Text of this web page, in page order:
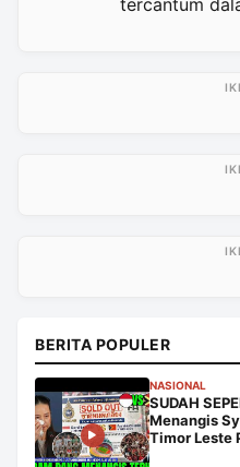
tercantum
BERITA POPULER
NASIONAL
SUDAH
Menangis
Timor Leste